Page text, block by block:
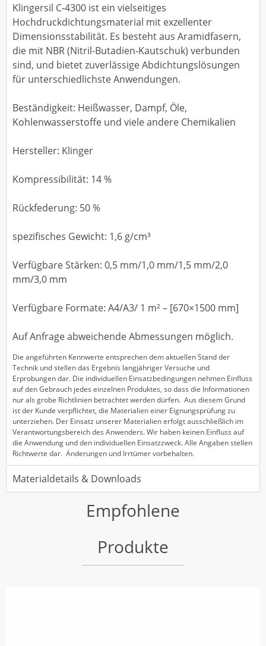
Klingersil C-4300 ist ein vielseitiges
Hochdruckdichtungsmaterial mit exzellenter
Dimensionsstabilität. Es besteht aus Aramidfasern,
die mit NBR (Nitril-Butadien-Kautschuk) verbunden
sind, und bietet zuverlässige Abdichtungslösungen
für unterschiedlichste Anwendungen.
Beständigkeit: Heißwasser, Dampf, Öle,
Kohlenwasserstoffe und viele andere Chemikalien
Hersteller: Klinger
Kompressibilität: 14 %
Rückfederung: 50 %
spezifisches Gewicht: 1,6 g/cm³
Verfügbare Stärken: 0,5 mm/1,0 mm/1,5 mm/2,0
mm/3,0 mm
Verfügbare Formate: A4/A3/ 1 m² – [670×1500 mm]
Auf Anfrage abweichende Abmessungen möglich.
Die angeführten Kennwerte entsprechen dem aktuellen Stand der
Technik und stellen das Ergebnis langjähriger Versuche und
Erprobungen dar. Die individuellen Einsatzbedingungen nehmen Einfluss
auf den Gebrauch jedes einzelnen Produktes, so dass die Informationen
nur als grobe Richtlinien betrachtet werden dürfen. Aus diesem Grund
ist der Kunde verpflichtet, die Materialien einer Eignungsprüfung zu
unterziehen. Der Einsatz unserer Materialien erfolgt ausschließlich im
Verantwortungsbereich des Anwenders. Wir haben keinen Einfluss auf
die Anwendung und den individuellen Einsatzzweck. Alle Angaben stellen
Richtwerte dar. Änderungen und Irrtümer vorbehalten.
Materialdetails & Downloads
Empfohlene
Produkte